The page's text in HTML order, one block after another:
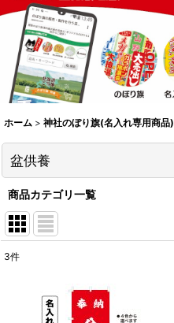
ホーム > 神社のぼり旗(名入れ専用商品)
盆供養
商品カテゴリ一覧
並び順:
3件